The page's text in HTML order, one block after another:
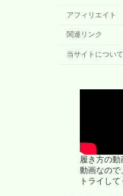
アフィリエイト
関連リンク
当サイトについて
履き方の
動画なので
トライして